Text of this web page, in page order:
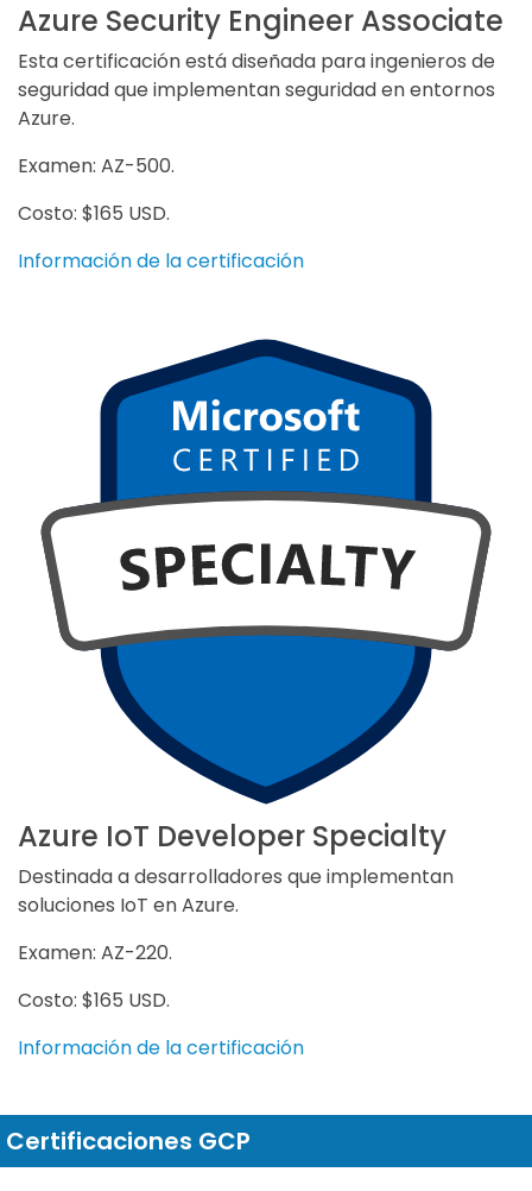
Azure Security Engineer Associate
Esta certificación está diseñada para ingenieros de
seguridad que implementan seguridad en entornos
Azure.
Examen: AZ-500.
Costo: $165 USD.
Información de la certificación
Azure IoT Developer Specialty
Destinada a desarrolladores que implementan
soluciones IoT en Azure.
Examen: AZ-220.
Costo: $165 USD.
Información de la certificación
Certificaciones GCP